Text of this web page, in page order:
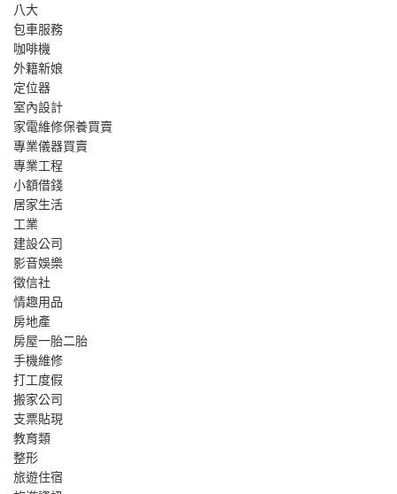
八大
包車服務
咖啡機
外籍新娘
定位器
室內設計
家電維修保養買賣
專業儀器買賣
專業工程
小額借錢
居家生活
工業
建設公司
影音娛樂
徵信社
情趣用品
房地產
房屋一胎二胎
手機維修
打工度假
搬家公司
支票貼現
教育類
整形
旅遊住宿